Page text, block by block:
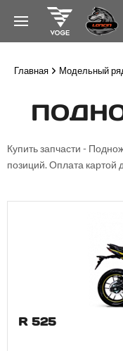
Главная Модельный
Купить запчасти -
позиций. Оплата картой
R 525